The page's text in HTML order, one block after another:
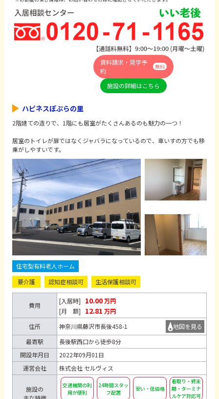
資料請求・見学予
約
無料
施設の詳細はこちら
ハピネスぽぷらの里
2階建ての造りで、1階にも居室がたくさんあるのも魅力の一つ！
居室のトイレが扉ではなくジャバラになっているので、車いすの方でも移
乗がしやすいです。
住宅型有料老人ホーム
要介護
認知症相談可 生活保護相談可
費用
[入居時] 10.00万円
[月 額]
12.81 万円
住所
神奈川県藤沢市長後458-1
地図を見る
最寄駅
長後駅西口から徒歩8分
開設年月日
2022年09月01日
運営会社
株式会社 セルヴィス
施設の
交通機関の利
用が便利
24時間スタッ
フ配置
安い・低価格
看取り・終末
期・ターミナ
ルケア対応可